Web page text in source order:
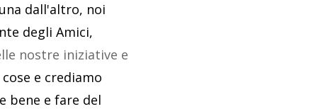
dall'altro, noi
degli Amici,
nostre iniziative e
e crediamo
bene e fare del